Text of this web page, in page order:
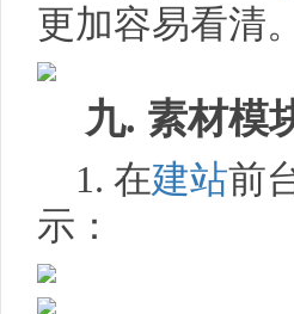
更加容易看清
九. 素材模
1. 在建站前
示：